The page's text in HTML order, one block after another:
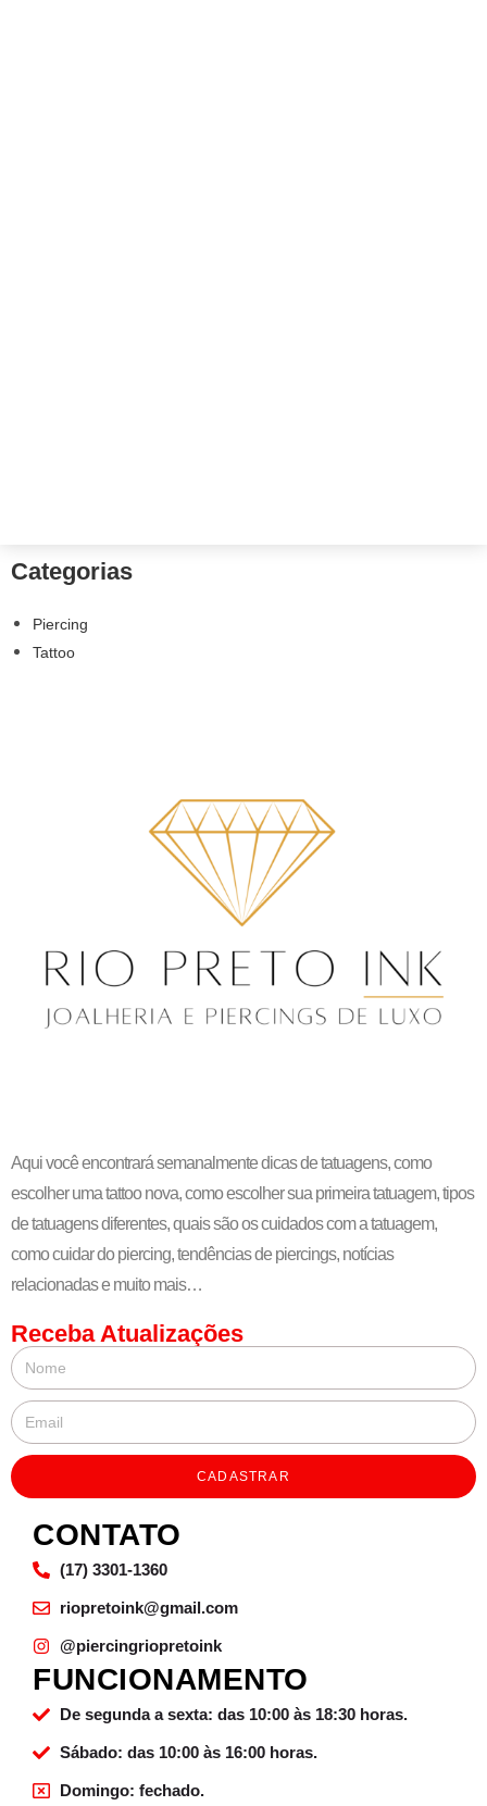
Categorias
Piercing
Tattoo
Aqui você encontrará semanalmente dicas de tatuagens, como
escolher uma tattoo nova, como escolher sua primeira tatuagem, tipos
de tatuagens diferentes, quais são os cuidados com a tatuagem,
como cuidar do piercing, tendências de piercings, notícias
relacionadas e muito mais…
Receba Atualizações
CADASTRAR
CONTATO
(17) 3301-1360
riopretoink@gmail.com
@piercingriopretoink
FUNCIONAMENTO
De segunda a sexta: das 10:00 às 18:30 horas.
Sábado: das 10:00 às 16:00 horas.
Domingo: fechado.